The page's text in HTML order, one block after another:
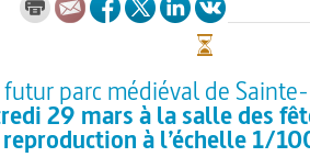
parc médiéval de
29 mars à la salle des
à l’échelle 1/